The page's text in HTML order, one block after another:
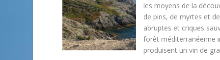
les moyens de la
de pins, de myrtes et
abruptes et criques
forêt méditerranéenne
produisent un vin de